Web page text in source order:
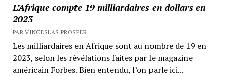
L’Afrique compte 19 milliardaires en dollars en
2023
PAR VINCESLAS PROSPER
Les milliardaires en Afrique sont au nombre de 19 en
2023, selon les révélations faites par le magazine
américain Forbes. Bien entendu, l’on parle ici...